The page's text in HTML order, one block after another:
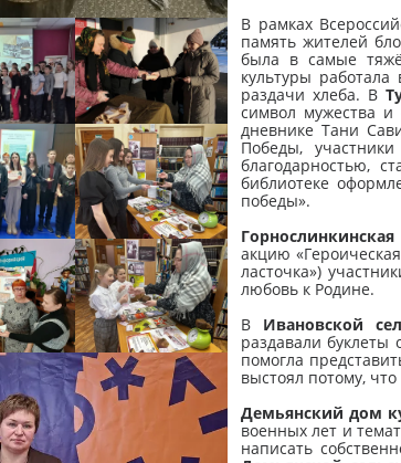
В рамках
память жителей
была в самые
культуры
раздачи хлеба. В
символ мужества и
дневнике Тани
Победы,
благодарностью,
библиотеке
победы».
акцию
ласточка»)
любовь к Родине.
В Ивановской
раздавали
помогла
выстоял потому,
Демьянский дом
военных лет и
написать